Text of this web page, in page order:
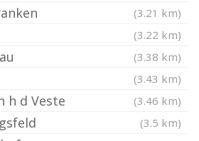
(3.21 km)
(3.22 km)
(3.38 km)
(3.43 km)
h d Veste (3.46 km)
(3.5 km)